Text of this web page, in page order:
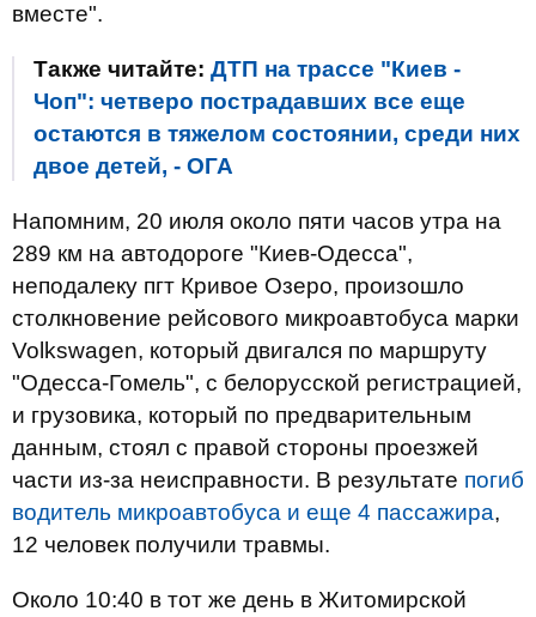
вместе".
Также читайте: ДТП на трассе "Киев -
Чоп": четверо пострадавших все еще
остаются в тяжелом состоянии, среди них
двое детей, - ОГА
Напомним, 20 июля около пяти часов утра на
289 км на автодороге "Киев-Одесса",
неподалеку пгт Кривое Озеро, произошло
столкновение рейсового микроавтобуса марки
Volkswagen, который двигался по маршруту
"Одесса-Гомель", с белорусской регистрацией,
и грузовика, который по предварительным
данным, стоял с правой стороны проезжей
части из-за неисправности. В результате погиб
водитель микроавтобуса и еще 4 пассажира,
12 человек получили травмы.
Около 10:40 в тот же день в Житомирской